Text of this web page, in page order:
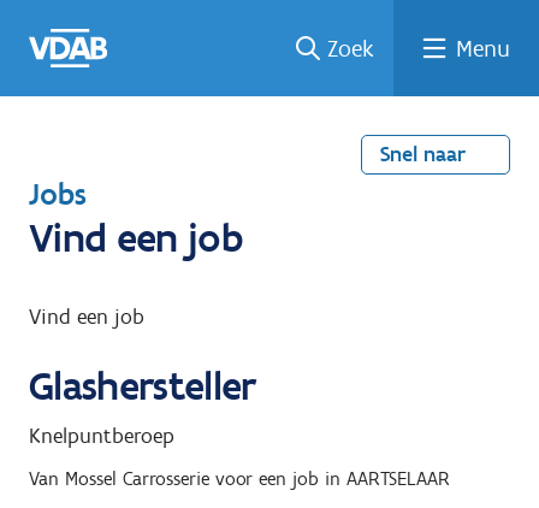
naar
een
een
job
naar
Zoek Menu
Snel naar
T
e
u
n
a
a
Jobs
Vind een job
Vind een job
Glashersteller
Knelpuntberoep
Van Mossel Carrosserie voor een job in AARTSELAAR